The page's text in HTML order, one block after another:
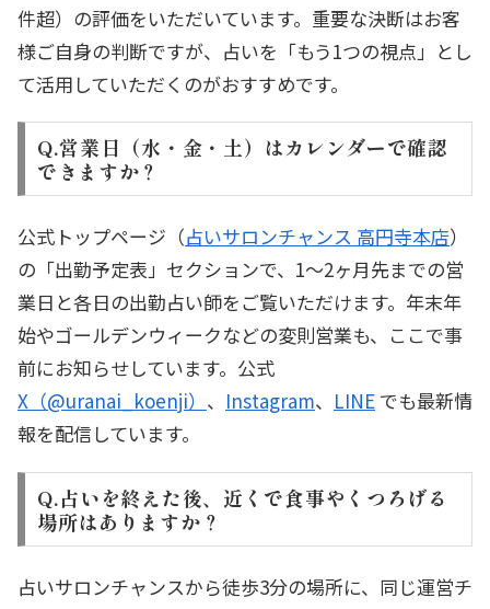
件超）の評価をいただいています。重要な決断はお客
様ご自身の判断ですが、占いを「もう1つの視点」とし
て活用していただくのがおすすめです。
Q.営業日（水・金・土）はカレンダーで確認
できますか？
公式トップページ（占いサロンチャンス 高円寺本店）
の「出勤予定表」セクションで、1〜2ヶ月先までの営
業日と各日の出勤占い師をご覧いただけます。年末年
始やゴールデンウィークなどの変則営業も、ここで事
前にお知らせしています。公式
X（@uranai_koenji） 、 Instagram、 LINE でも最新情
報を配信しています。
Q.占いを終えた後、近くで食事やくつろげる
場所はありますか？
占いサロンチャンスから徒歩3分の場所に、同じ運営チ